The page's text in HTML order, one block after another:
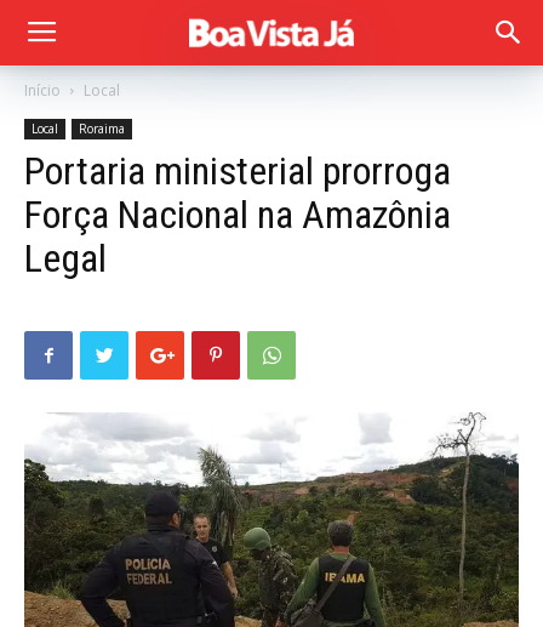
Início Local
Local Roraima
Portaria ministerial prorroga
Força Nacional na Amazônia
Legal